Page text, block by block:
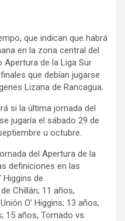
que indican que habrá
en la zona central del
Apertura de la Liga Sur
que debían jugarse
Lizana de Rancagua.
si la última jornada del
jugaría el sábado 29 de
u octubre.
del Apertura de la
definiciones en las
Higgins de
Chillán; 11 años,
O’ Higgins; 13 años,
15 años, Tornado vs.